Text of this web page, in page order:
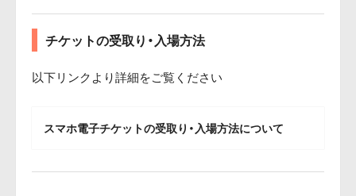
チケットの受取り・入場方法
以下リンクより詳細をご覧ください
スマホ電子チケットの受取り・入場方法について